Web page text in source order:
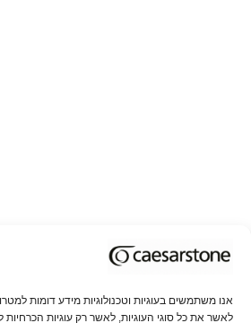
אנו משתמשים בעוגיות וטכנולוגיות מידע דומות
לאשר את כל סוגי העוגיות, לאשר רק עוגיות